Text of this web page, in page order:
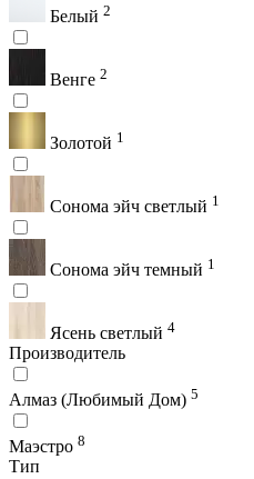
Белый 2
Венге 2
Золотой 1
Сонома эйч светлый 1
Сонома эйч темный 1
Ясень светлый 4
Производитель
Алмаз (Любимый Дом) 5
Маэстро 8
Тип